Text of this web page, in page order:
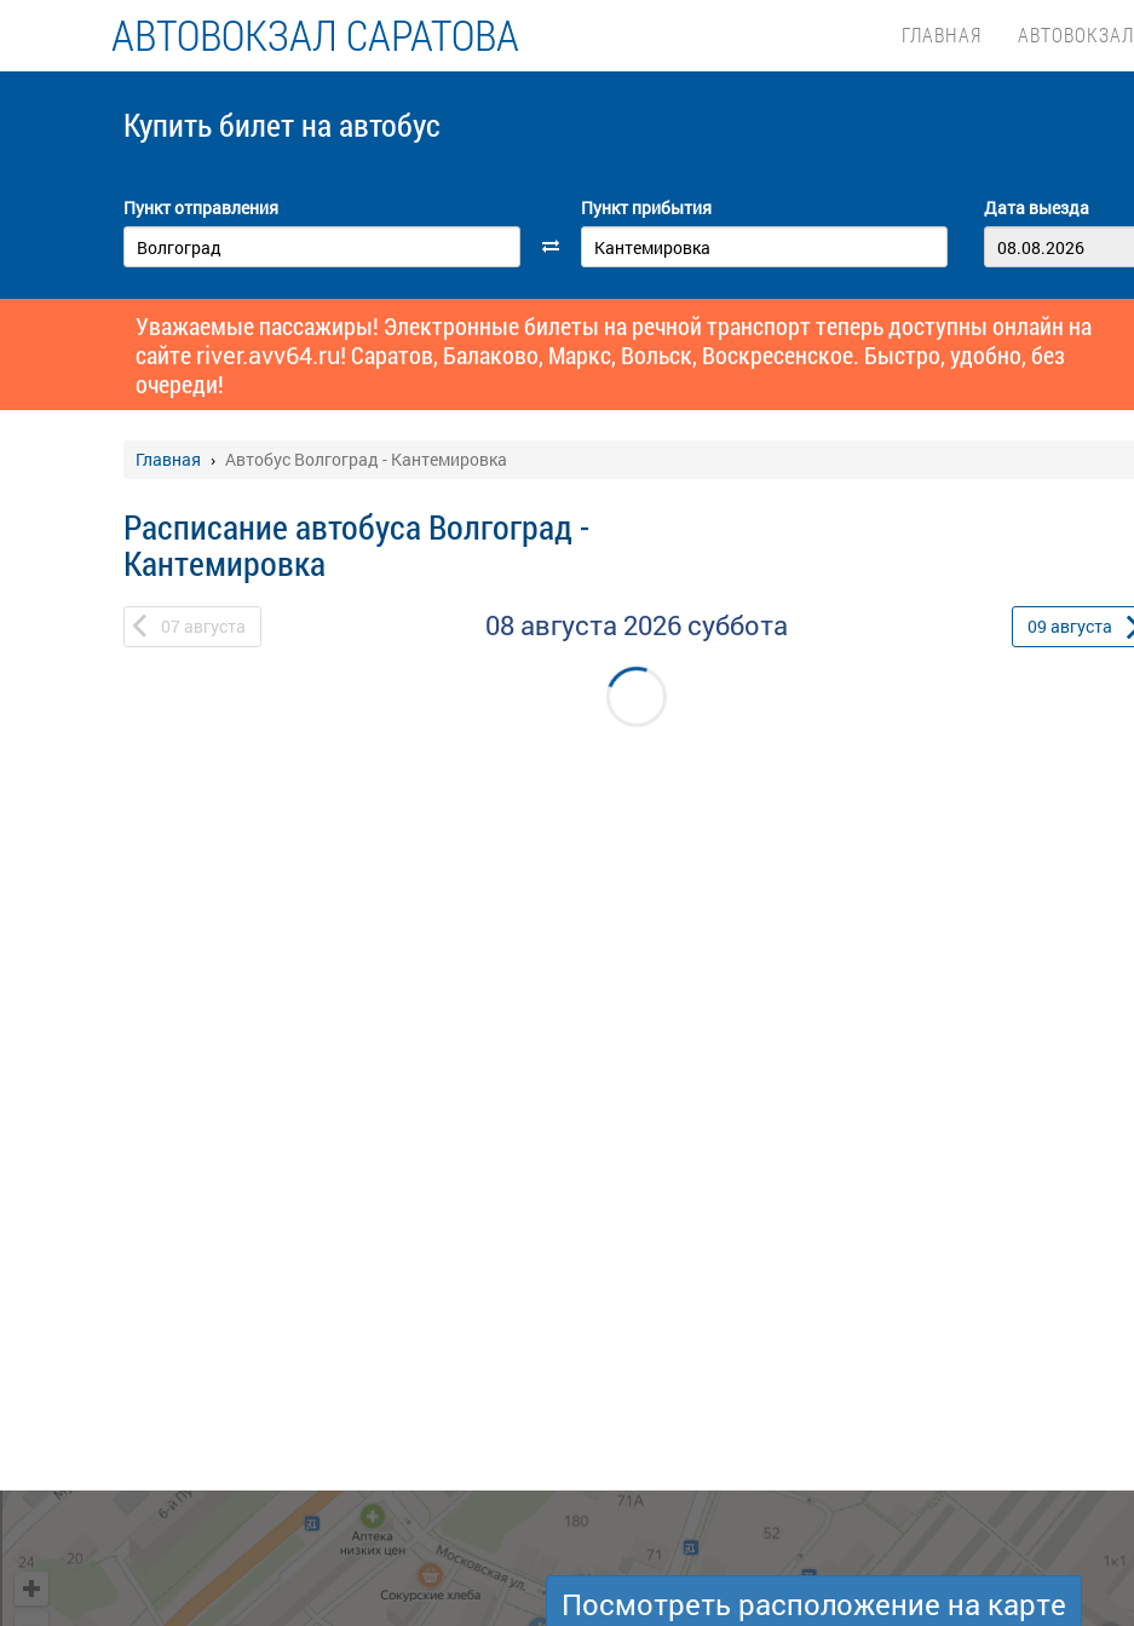
АВТОВОКЗАЛ САРАТОВА ГЛАВНАЯ АВТОВОКЗАЛ
Купить билет на автобус
Пункт отправления Пункт прибытия Дата выезда
Уважаемые пассажиры! Электронные билеты на речной транспорт теперь доступны онлайн на
сайтеriver.avv64.ru! Саратов, Балаково, Маркс, Вольск, Воскресенское. Быстро, удобно, без
очереди!
Главная Автобус Волгоград - Кантемировка
Расписание автобуса Волгоград -
Кантемировка
07 августа 08 августа 2026 суббота 09 августа
Посмотреть расположение на карте